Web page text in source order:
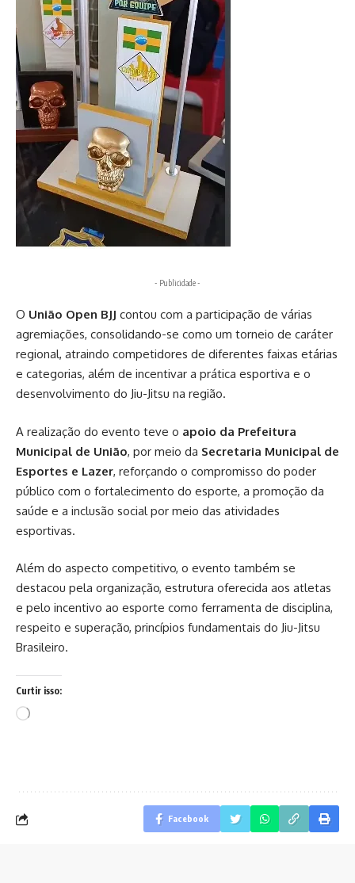
- Publicidade -
O União Open BJJ contou com a participação de várias
agremiações, consolidando-se como um torneio de caráter
regional, atraindo competidores de diferentes faixas etárias
e categorias, além de incentivar a prática esportiva e o
desenvolvimento do Jiu-Jitsu na região.
A realização do evento teve o apoio da Prefeitura
Municipal de União, por meio da Secretaria Municipal de
Esportes e Lazer, reforçando o compromisso do poder
público com o fortalecimento do esporte, a promoção da
saúde e a inclusão social por meio das atividades
esportivas.
Além do aspecto competitivo, o evento também se
destacou pela organização, estrutura oferecida aos atletas
e pelo incentivo ao esporte como ferramenta de disciplina,
respeito e superação, princípios fundamentais do Jiu-Jitsu
Brasileiro.
Curtir isso:
Carregando...
Facebook